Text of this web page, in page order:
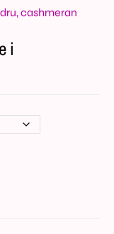
cashmeran